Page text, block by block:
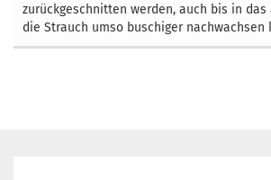
zurückgeschnitten werden, auch bis in
die Strauch umso buschiger nachwachsen